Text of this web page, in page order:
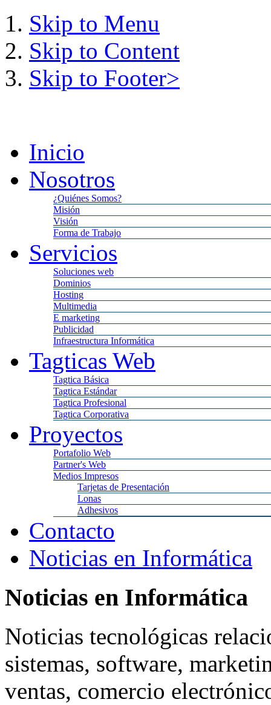
Skip to Menu
Skip to Content
Skip to Footer>
Inicio
Nosotros
¿Quiénes Somos?
Misión
Visión
Forma de Trabajo
Servicios
Soluciones web
Dominios
Hosting
Multimedia
E marketing
Publicidad
Infraestructura Informática
Tagticas Web
Tagtica Básica
Tagtica Estándar
Tagtica Profesional
Tagtica Corporativa
Proyectos
Portafolio Web
Partner's Web
Medios Impresos
Tarjetas de Presentación
Lonas
Adhesivos
Contacto
Noticias en Informática
Noticias en Informática
Noticias tecnológicas
sistemas, software,
ventas, comercio